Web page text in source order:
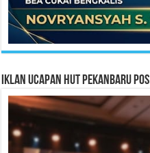
Iklan Ucapan HUT Pekanbaru Pos